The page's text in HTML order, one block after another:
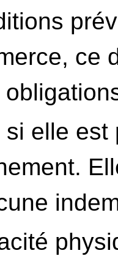
ce
elle